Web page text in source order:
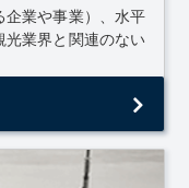
業や事業）、水平
業界と関連のない